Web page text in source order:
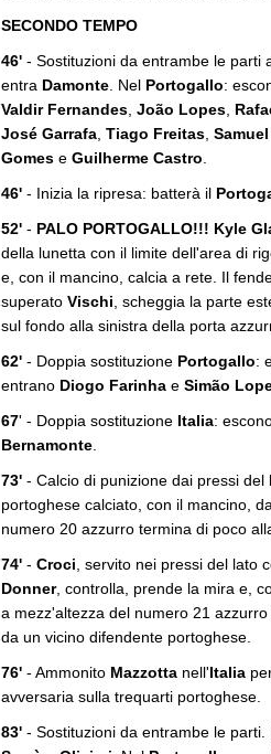
SECONDO TEMPO
46' - Sostituzioni da entrambe le parti
entra Damonte . Nel Portogallo:
Valdir Fernandes João Lopes
José Garrafa Tiago Freitas
Gomes e Guilherme Castro
46' - Inizia la ripresa: batterà il
52' - PALO PORTOGALLO!!! Kyle
della lunetta con il limite dell'area di
e, con il mancino, calcia a rete. Il
superato Vischi , scheggia la parte
sul fondo alla sinistra della porta
62' - Doppia sostituzione Portogallo:
entrano Diogo Farinha e Simão
67' - Doppia sostituzione Italia:
Bernamonte
73' - Calcio di punizione dai pressi
portoghese calciato, con il mancino, da
numero 20 azzurro termina di poco
74' - Croci , servito nei pressi del lato
Donner, controlla, prende la mira e,
a mezz'altezza del numero 21
da un vicino difendente portoghese.
76' - Ammonito Mazzotta nell'Italia
avversaria sulla trequarti portoghese.
83' - Sostituzioni da entrambe le parti.